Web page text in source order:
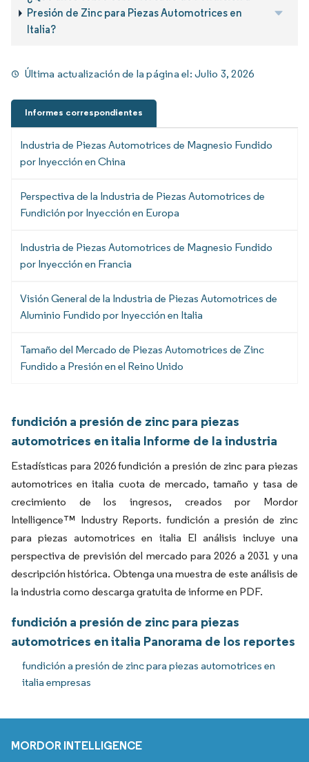
Presión de Zinc para Piezas Automotrices en
Italia?
Última actualización de la página el:Julio 3, 2026
Informes correspondientes
Industria de Piezas Automotrices de Magnesio Fundido
por Inyección en China
Perspectiva de la Industria de Piezas Automotrices de
Fundición por Inyección en Europa
Industria de Piezas Automotrices de Magnesio Fundido
por Inyección en Francia
Visión General de la Industria de Piezas Automotrices de
Aluminio Fundido por Inyección en Italia
Tamaño del Mercado de Piezas Automotrices de Zinc
Fundido a Presión en el Reino Unido
fundición a presión de zinc para piezas
automotrices en italia Informe de la industria
Estadísticas para 2026 fundición a presión de zinc para piezas
automotrices en italia cuota de mercado, tamaño y tasa de
crecimiento de los ingresos, creados por Mordor
Intelligence™ Industry Reports. fundición a presión de zinc
para piezas automotrices en italia El análisis incluye una
perspectiva de previsión del mercado para 2026 a 2031 y una
descripción histórica. Obtenga una muestra de este análisis de
la industria como descarga gratuita de informe en PDF.
fundición a presión de zinc para piezas
automotrices en italia Panorama de los reportes
fundición a presión de zinc para piezas automotrices en
italia empresas
MORDOR INTELLIGENCE